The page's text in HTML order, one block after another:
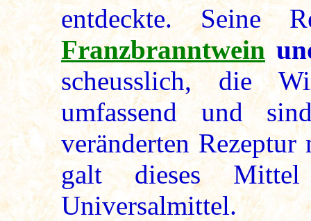
entdeckte. Seine
Franzbranntwein
scheusslich, die
umfassend und
veränderten Rezeptur
galt dieses
Universalmittel.